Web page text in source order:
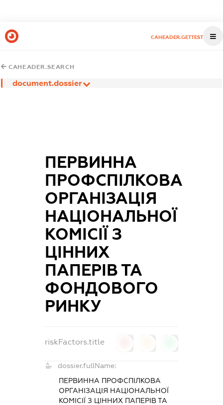
CAHEADER.GETTEST
CAHEADER.SEARCH
document.dossier
ПЕРВИННА
ПРОФСПІЛКОВА
ОРГАНІЗАЦІЯ
НАЦІОНАЛЬНОЇ
КОМІСІЇ З
ЦІННИХ
ПАПЕРІВ ТА
ФОНДОВОГО
РИНКУ
riskFactors.title
dossier.fullName:
ПЕРВИННА ПРОФСПІЛКОВА
ОРГАНІЗАЦІЯ НАЦІОНАЛЬНОЇ
КОМІСІЇ З ЦІННИХ ПАПЕРІВ ТА